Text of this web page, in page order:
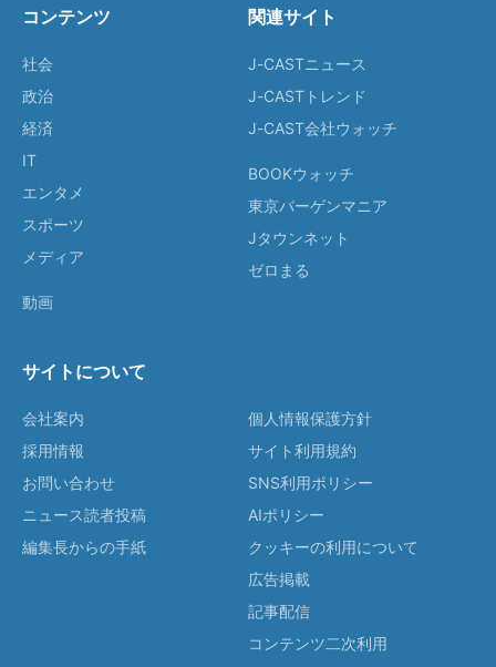
コンテンツ
社会
政治
経済
IT
エンタメ
スポーツ
メディア
動画
関連サイト
J-CASTニュース
J-CASTトレンド
J-CAST会社ウォッチ
BOOKウォッチ
東京バーゲンマニア
Jタウンネット
ゼロまる
サイトについて
会社案内
採用情報
お問い合わせ
ニュース読者投稿
編集長からの手紙
個人情報保護方針
サイト利用規約
SNS利用ポリシー
AIポリシー
クッキーの利用について
広告掲載
記事配信
コンテンツ二次利用